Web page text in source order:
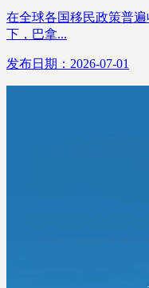
在全球各国移民政策普
下，巴拿...
发布日期：2026-07-01